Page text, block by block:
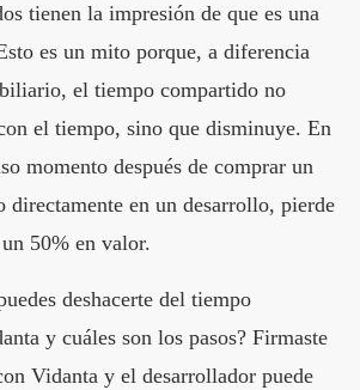
tienen la impresión de que es una
es un mito porque, a diferencia
el tiempo compartido no
el tiempo, sino que disminuye. En
momento después de comprar un
directamente en un desarrollo, pierde
50% en valor.
deshacerte del tiempo
y cuáles son los pasos? Firmaste
Vidanta y el desarrollador puede